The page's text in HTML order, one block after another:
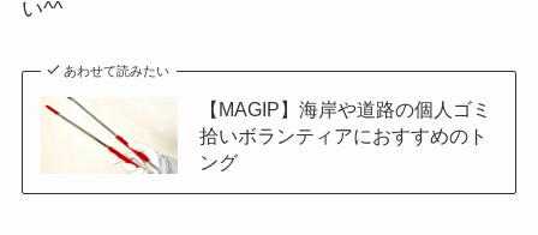
い^^
あわせて読みたい
【MAGIP】海岸や道路の個人ゴミ
拾いボランティアにおすすめのト
ング